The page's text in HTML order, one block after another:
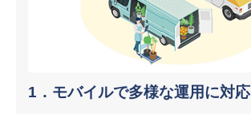
1．モバイルで多様な運用に対応